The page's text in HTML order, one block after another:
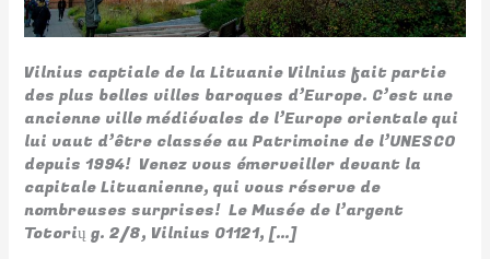
Vilnius captiale de la Lituanie Vilnius fait partie
des plus belles villes baroques d’Europe. C’est une
ancienne ville médiévales de l’Europe orientale qui
lui vaut d’être classée au Patrimoine de l’UNESCO
depuis 1994! Venez vous émerveiller devant la
capitale Lituanienne, qui vous réserve de
nombreuses surprises! Le Musée de l’argent
Totorių g. 2/8, Vilnius 01121, […]